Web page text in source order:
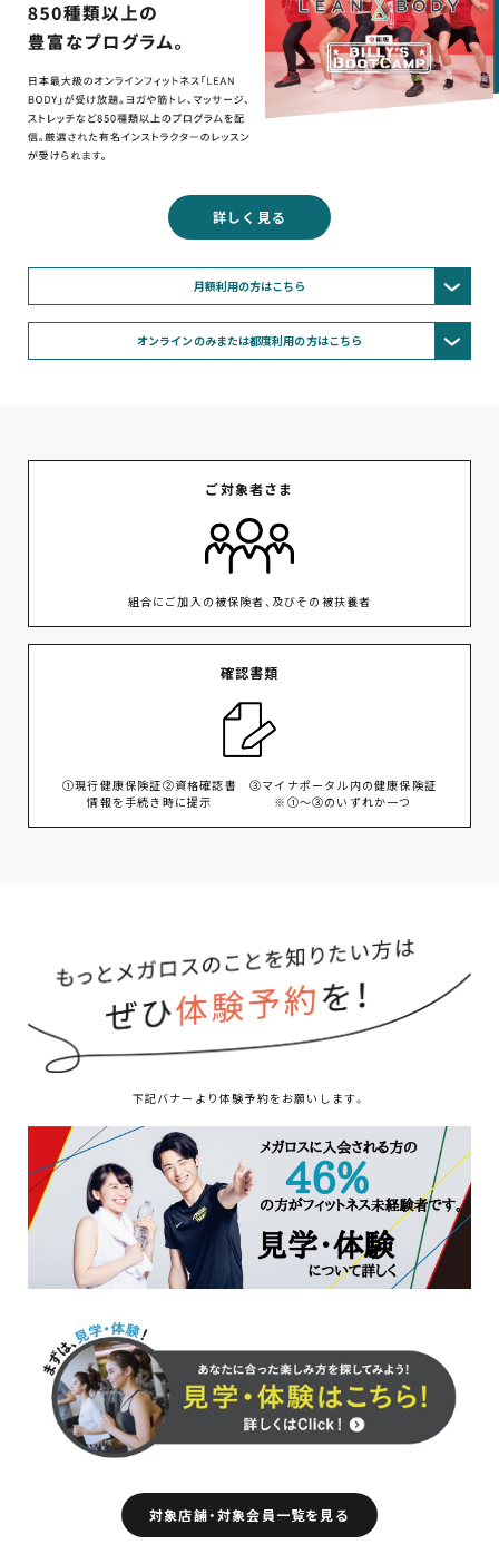
詳しく見る
月額利用の方はこちら
オンラインのみまたは都度利用の方はこちら
ご対象者さま
組合にご加入の被保険者、及びその被扶養者
確認書類
①現行健康保険証②資格確認書 ③マイナポータル内の健康保険証
情報を手続き時に提示 ※①～③のいずれか一つ
下記バナーより体験予約をお願いします。
対象店舗・対象会員一覧を見る